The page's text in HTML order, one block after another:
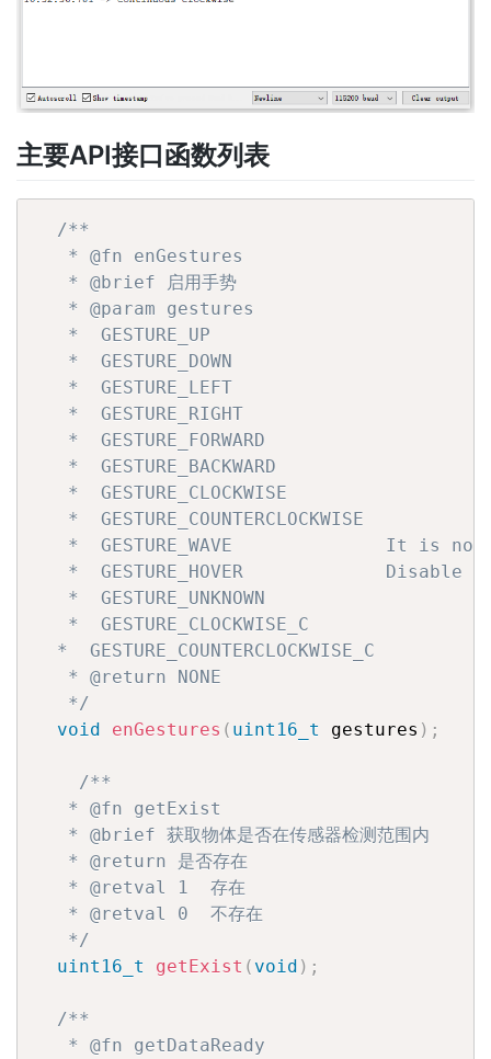
主要API接口函数列表
/**
   * @fn enGestures
   * @brief 启用手势
   * @param gestures
   *  GESTURE_UP
   *  GESTURE_DOWN
   *  GESTURE_LEFT
   *  GESTURE_RIGHT
   *  GESTURE_FORWARD
   *  GESTURE_BACKWARD
   *  GESTURE_CLOCKWISE
   *  GESTURE_COUNTERCLOCKWISE
*  GESTURE_WAVE              It is
*  GESTURE_HOVER             Disable
   *  GESTURE_UNKNOWN
   *  GESTURE_CLOCKWISE_C
  *  GESTURE_COUNTERCLOCKWISE_C
   * @return NONE
   */
void
enGestures ( uint16_t gestures ) ;
/**
   * @fn getExist
   * @brief 获取物体是否在传感器检测范围内
   * @return 是否存在
   * @retval 1  存在
   * @retval 0  不存在
   */
uint16_t
getExist ( void ) ;
/**
   * @fn getDataReady